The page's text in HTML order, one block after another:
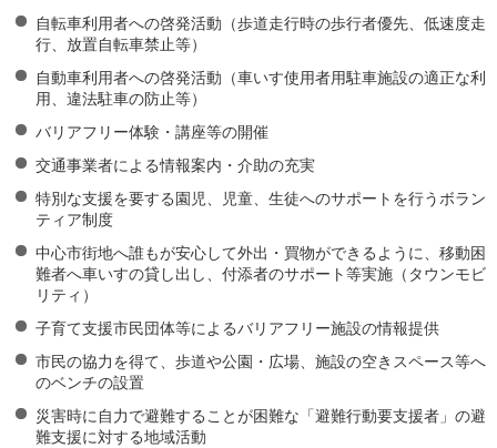
自転車利用者への啓発活動（歩道走行時の歩行者優先、低速度走
行、放置自転車禁止等）
自動車利用者への啓発活動（車いす使用者用駐車施設の適正な利
用、違法駐車の防止等）
バリアフリー体験・講座等の開催
交通事業者による情報案内・介助の充実
特別な支援を要する園児、児童、生徒へのサポートを行うボラン
ティア制度
中心市街地へ誰もが安心して外出・買物ができるように、移動困
難者へ車いすの貸し出し、付添者のサポート等実施（タウンモビ
リティ）
子育て支援市民団体等によるバリアフリー施設の情報提供
市民の協力を得て、歩道や公園・広場、施設の空きスペース等へ
のベンチの設置
災害時に自力で避難することが困難な「避難行動要支援者」の避
難支援に対する地域活動